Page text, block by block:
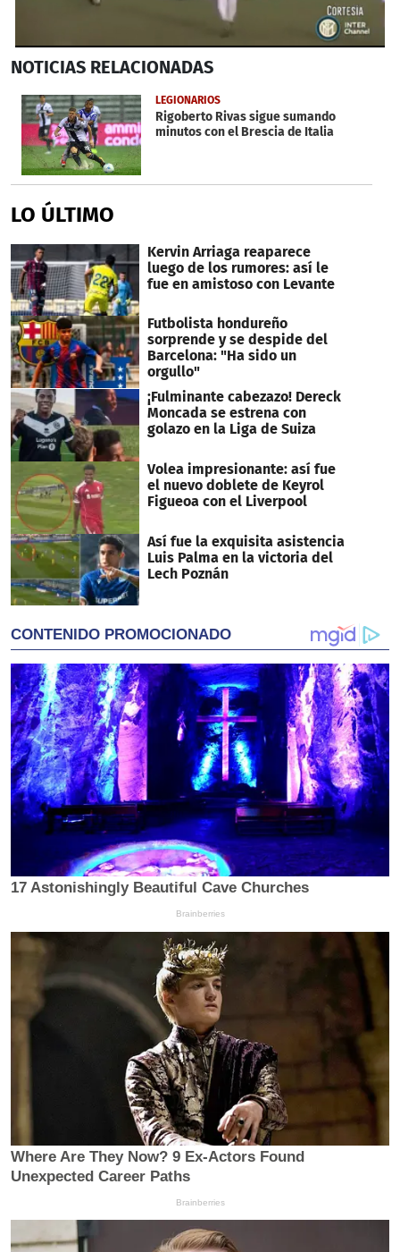
seconds
57
seconds
NOTICIAS RELACIONADAS
LEGIONARIOS
Rigoberto Rivas sigue sumando
minutos con el Brescia de Italia
LO ÚLTIMO
Kervin Arriaga reaparece
luego de los rumores: así le
fue en amistoso con Levante
Futbolista hondureño
sorprende y se despide del
Barcelona: "Ha sido un
orgullo"
¡Fulminante cabezazo! Dereck
Moncada se estrena con
golazo en la Liga de Suiza
Volea impresionante: así fue
el nuevo doblete de Keyrol
Figueoa con el Liverpool
Así fue la exquisita asistencia
Luis Palma en la victoria del
Lech Poznán